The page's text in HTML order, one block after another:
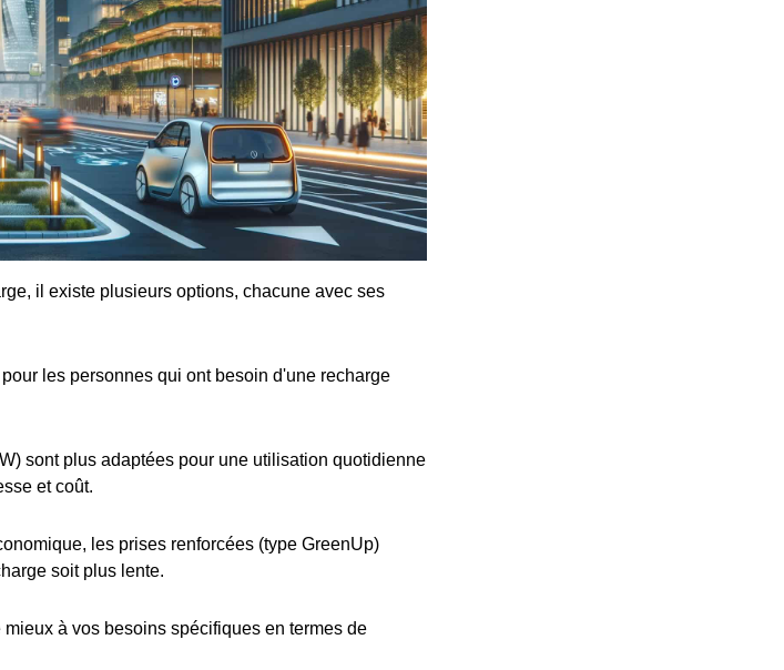
il existe plusieurs options, chacune avec ses
les personnes qui ont besoin d'une recharge
sont plus adaptées pour une utilisation quotidienne
et coût.
les prises renforcées (type GreenUp)
soit plus lente.
à vos besoins spécifiques en termes de